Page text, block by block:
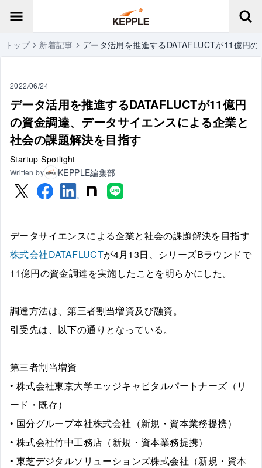
トップ 新着記事 データ活用を推進するDATAFLUCTが11億円
2022/06/24
データ活用を推進するDATAFLUCTが11億円
の資金調達、データサイエンスによる企業と
社会の課題解決を目指す
Startup Spotlight
Written by KEPPLE編集部
データサイエンスによる企業と社会の課題解決を目指す
株式会社DATAFLUCTが4月13日、シリーズBラウンドで
11億円の資金調達を実施したことを明らかにした。
調達方法は、第三者割当増資及び融資。
引受先は、以下の通りとなっている。
第三者割当増資
• 株式会社東京大学エッジキャピタルパートナーズ（リ
ード・既存）
• 国分グループ本社株式会社（新規・資本業務提携）
• 株式会社竹中工務店（新規・資本業務提携）
• 東芝デジタルソリューションズ株式会社（新規・資本